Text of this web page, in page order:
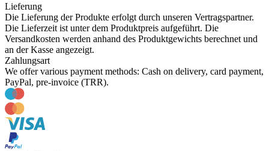
Lieferung
Die Lieferung der Produkte erfolgt durch unseren Vertragspartner.
Die Lieferzeit ist unter dem Produktpreis aufgeführt. Die
Versandkosten werden anhand des Produktgewichts berechnet und
an der Kasse angezeigt.
Zahlungsart
We offer various payment methods: Cash on delivery, card payment,
PayPal, pre-invoice (TRR).